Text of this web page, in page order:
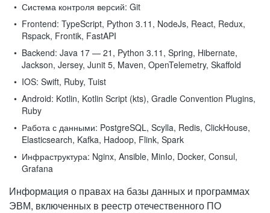
Система контроля версий: Git
Frontend: TypeScript, Python 3.11, NodeJs, React, Redux,
Rspack, Frontik, FastAPI
Backend: Java 17 — 21, Python 3.11, Spring, Hibernate,
Jackson, Jersey, Junit 5, Maven, OpenTelemetry, Skaffold
IOS: Swift, Ruby, Tuist
Android: Kotlin, Kotlin Script (kts), Gradle Convention Plugins,
Ruby
Работа с данными: PostgreSQL, Scylla, Redis, ClickHouse,
Elasticsearch, Kafka, Hadoop, Flink, Spark
Инфраструктура: Nginx, Ansible, MinIo, Docker, Consul,
Grafana
Информация о правах на базы данных и программах
ЭВМ, включенных в реестр отечественного ПО